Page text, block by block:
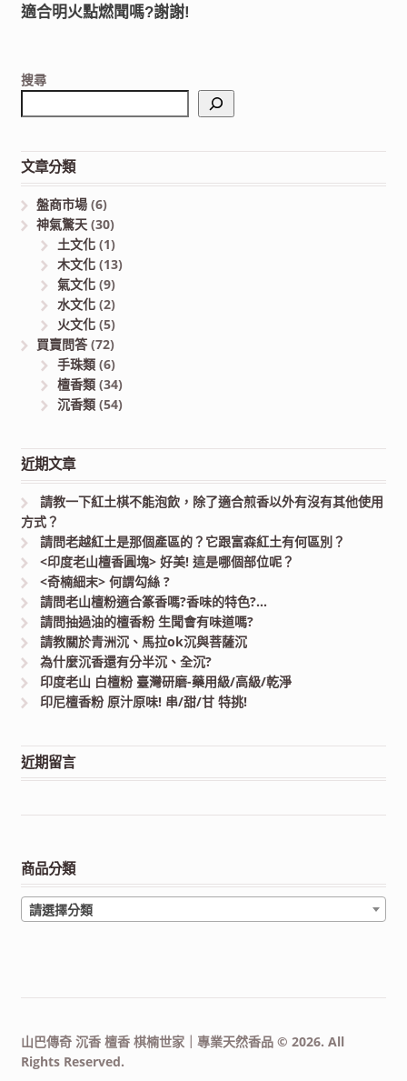
適合明火點燃聞嗎?謝謝!
搜尋
文章分類
盤商市場 (6)
神氣驚天 (30)
土文化(1)
木文化(13)
氣文化(9)
水文化(2)
火文化(5)
買賣問答(72)
手珠類(6)
檀香類(34)
沉香類(54)
近期文章
請教一下紅土棋不能泡飲，除了適合煎香以外有沒有其他使用
方式？
請問老越紅土是那個產區的？它跟富森紅土有何區別？
<印度老山檀香圓塊> 好美! 這是哪個部位呢？
<奇楠細末> 何謂勾絲 ?
請問老山檀粉適合篆香嗎?香味的特色?…
請問抽過油的檀香粉 生聞會有味道嗎?
請教關於青洲沉、馬拉ok沉與菩薩沉
為什麼沉香還有分半沉、全沉?
印度老山 白檀粉 臺灣研磨-藥用級/高級/乾淨
印尼檀香粉 原汁原味! 串/甜/甘 特挑!
近期留言
商品分類
請選擇分類
山巴傳奇 沉香 檀香 棋楠世家｜專業天然香品 © 2026. All
Rights Reserved.